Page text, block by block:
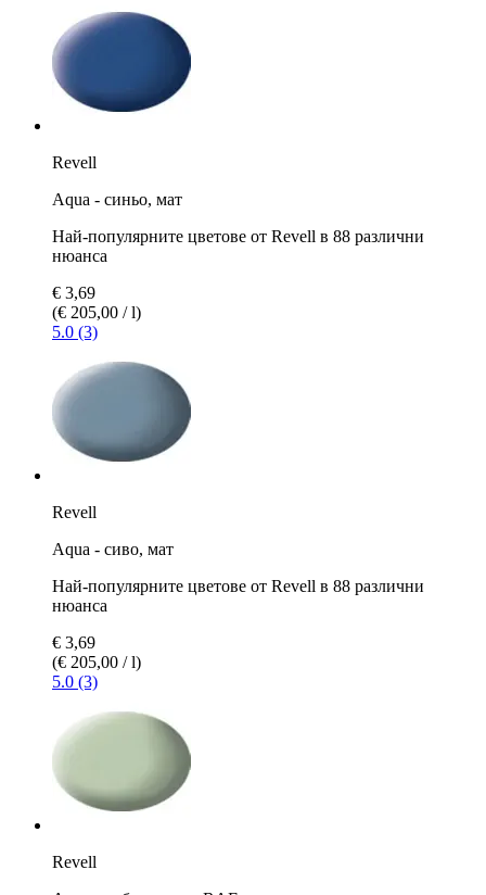
Revell
Aqua - синьо, мат
Най-популярните цветове от Revell в 88 различни
нюанса
€ 3,69
(€ 205,00 / l)
5.0 (3)
Revell
Aqua - сиво, мат
Най-популярните цветове от Revell в 88 различни
нюанса
€ 3,69
(€ 205,00 / l)
5.0 (3)
Revell